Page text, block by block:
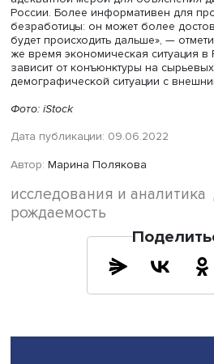
Оказалось, что корреляция
экономикой, в том числе с
довольно тесная в
детей (за девять месяцев с
реагирует на реальную
месяца, на уровень
месяца, на цену на нефть — с
Таким образом, подъем в
периоде: реакция наступает
периоде какой-либо заметной
рост, ни на падение экономики.
«После ввода программы
степень связи рождаемости с
снизилась. В текущих реалиях
адекватной мерой для
будет происходить дальше», —